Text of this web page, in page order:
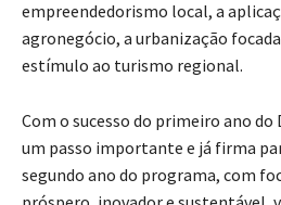
empreendedorismo local, a
agronegócio, a urbanização
estímulo ao turismo regional.
Com o sucesso do primeiro ano do
um passo importante e já firma
segundo ano do programa, com